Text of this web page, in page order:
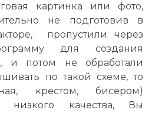
картинка или фото,
не подготовив в
пропустили через
для создания
и потом не обработали
по такой схеме, то
крестом, бисером)
низкого качества, Вы